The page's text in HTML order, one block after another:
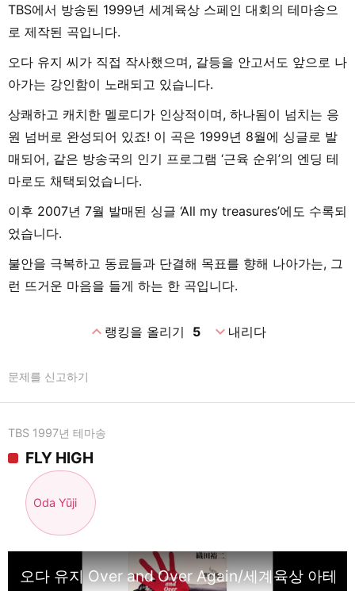
TBS에서 방송된 1999년 세계육상 스페인 대회의 테마송으
로 제작된 곡입니다.
오다 유지 씨가 직접 작사했으며, 갈등을 안고서도 앞으로 나
아가는 강인함이 노래되고 있습니다.
상쾌하고 캐치한 멜로디가 인상적이며, 하나됨이 넘치는 응
원 넘버로 완성되어 있죠! 이 곡은 1999년 8월에 싱글로 발
매되어, 같은 방송국의 인기 프로그램 ‘근육 순위’의 엔딩 테
마로도 채택되었습니다.
이후 2007년 7월 발매된 싱글 ‘All my treasures’에도 수록되
었습니다.
불안을 극복하고 동료들과 단결해 목표를 향해 나아가는, 그
런 뜨거운 마음을 들게 하는 한 곡입니다.
expand_less랭킹을 올리기 5 expand_more내리다
문제를 신고하기
TBS 1997년 테마송
FLY HIGH
Oda Yūji
오다 유지 Over and Over Again/세계육상 아테